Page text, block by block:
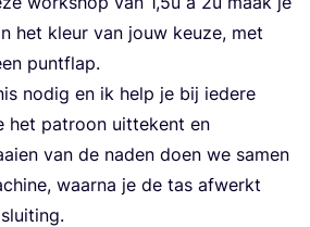
het kleur van jouw keu­ze, met
puntflap.
nodig en ik help je bij iede­re
het patroon uit­te­kent en
van de naden doen we samen
waar­na je de tas afwerkt